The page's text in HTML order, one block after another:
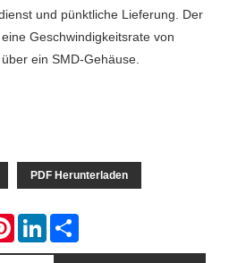
und pünktliche Lieferung. Der
Geschwindigkeitsrate von
ein SMD-Gehäuse.
PDF Herunterladen
PinterestLinkedIn